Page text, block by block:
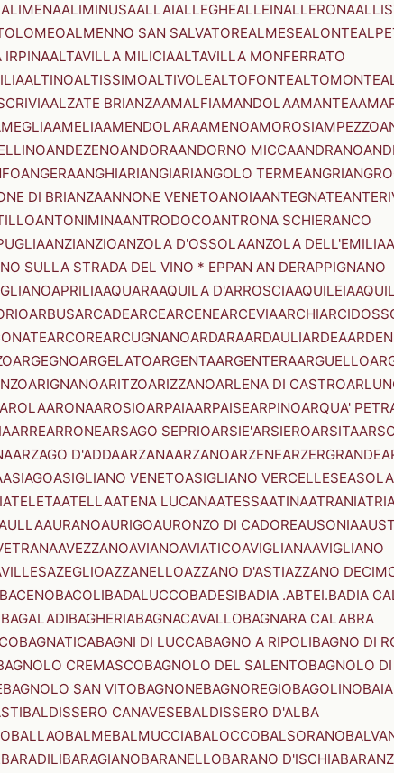
ALIMENAALIMINUSAALLAIALLEGHEALLEINALLERONA
ALMENNO SAN SALVATOREALMESEALONTE
IRPINAALTAVILLA MILICIAALTAVILLA MONFERRATO
ALTINOALTISSIMOALTIVOLEALTOFONTEALTOMONTE
ALZATE BRIANZAAMALFIAMANDOLAAMANTEA
AMELIAAMENDOLARAAMENOAMOROSIAMPEZZO
ANDEZENOANDORAANDORNO MICCAANDRANO
ANGERAANGHIARIANGIARIANGOLO TERMEANGRI
DI BRIANZAANNONE VENETOANOIAANTEGNATE
ANTONIMINAANTRODOCOANTRONA SCHIERANCO
ANZIANZIOANZOLA D'OSSOLAANZOLA DELL'EMILIA
SULLA STRADA DEL VINO * EPPAN AN DERAPPIGNANO
APRILIAAQUARAAQUILA D'ARROSCIAAQUILEIA
ARBUSARCADEARCEARCENEARCEVIAARCHI
ARCOREARCUGNANOARDARAARDAULIARDEA
ARGEGNOARGELATOARGENTAARGENTERAARGUELLO
ARIGNANOARITZOARIZZANOARLENA DI CASTRO
AROLAARONAAROSIOARPAIAARPAISEARPINOARQUA'
ARREARRONEARSAGO SEPRIOARSIE'ARSIEROARSITA
ARZAGO D'ADDAARZANAARZANOARZENEARZERGRANDE
ASIAGOASIGLIANO VENETOASIGLIANO VERCELLESEASOLA
ATELETAATELLAATENA LUCANAATESSAATINAATRANIATRI
AURANOAURIGOAURONZO DI CADOREAUSONIA
AVEZZANOAVIANOAVIATICOAVIGLIANAAVIGLIANO
AZEGLIOAZZANELLOAZZANO D'ASTIAZZANO
BACENOBACOLIBADALUCCOBADESIBADIA .ABTEI.BADIA
BAGALADIBAGHERIABAGNACAVALLOBAGNARA CALABRA
BAGNATICABAGNI DI LUCCABAGNO A RIPOLIBAGNO DI
CREMASCOBAGNOLO DEL SALENTOBAGNOLO
BAGNOLO SAN VITOBAGNONEBAGNOREGIOBAGOLINO
BALDISSERO CANAVESEBALDISSERO D'ALBA
BALLAOBALMEBALMUCCIABALOCCOBALSORANO
BARADILIBARAGIANOBARANELLOBARANO D'ISCHIA